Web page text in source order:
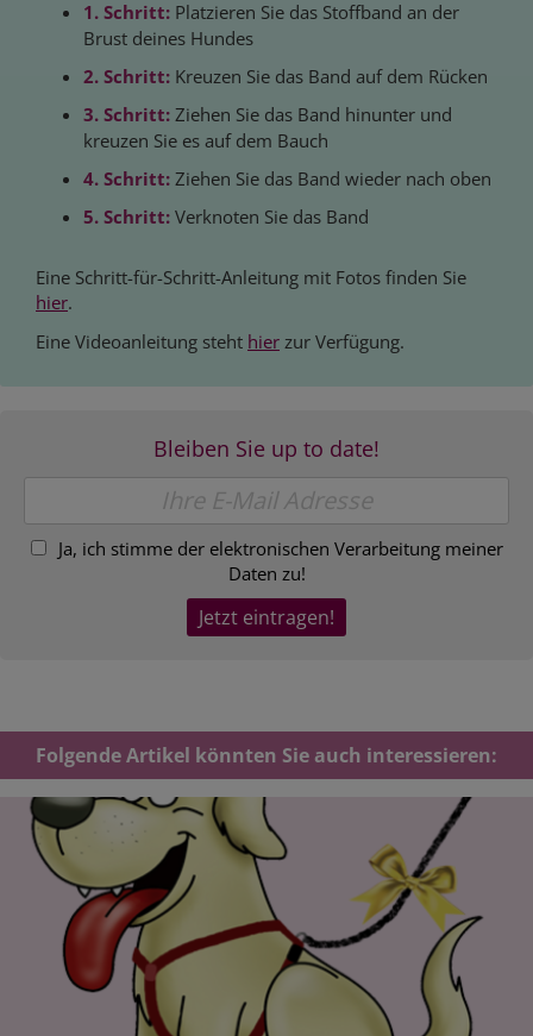
1. Schritt: Platzieren Sie das Stoffband an der
Brust deines Hundes
2. Schritt: Kreuzen Sie das Band auf dem Rücken
3. Schritt: Ziehen Sie das Band hinunter und
kreuzen Sie es auf dem Bauch
4. Schritt: Ziehen Sie das Band wieder nach oben
5. Schritt: Verknoten Sie das Band
Eine Schritt-für-Schritt-Anleitung mit Fotos finden Sie
hier.
Eine Videoanleitung steht hier zur Verfügung.
Bleiben Sie up to date!
Ja, ich stimme der elektronischen Verarbeitung meiner
Daten zu!
Folgende Artikel könnten Sie auch interessieren: